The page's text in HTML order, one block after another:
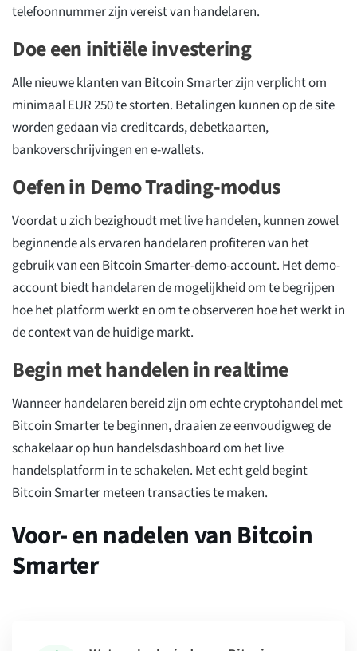
telefoonnummer zijn vereist van handelaren.
Doe een initiële investering
Alle nieuwe klanten van Bitcoin Smarter zijn verplicht om
minimaal EUR 250 te storten. Betalingen kunnen op de site
worden gedaan via creditcards, debetkaarten,
bankoverschrijvingen en e-wallets.
Oefen in Demo Trading-modus
Voordat u zich bezighoudt met live handelen, kunnen zowel
beginnende als ervaren handelaren profiteren van het
gebruik van een Bitcoin Smarter-demo-account. Het demo-
account biedt handelaren de mogelijkheid om te begrijpen
hoe het platform werkt en om te observeren hoe het werkt in
de context van de huidige markt.
Begin met handelen in realtime
Wanneer handelaren bereid zijn om echte cryptohandel met
Bitcoin Smarter te beginnen, draaien ze eenvoudigweg de
schakelaar op hun handelsdashboard om het live
handelsplatform in te schakelen. Met echt geld begint
Bitcoin Smarter meteen transacties te maken.
Voor- en nadelen van Bitcoin
Smarter